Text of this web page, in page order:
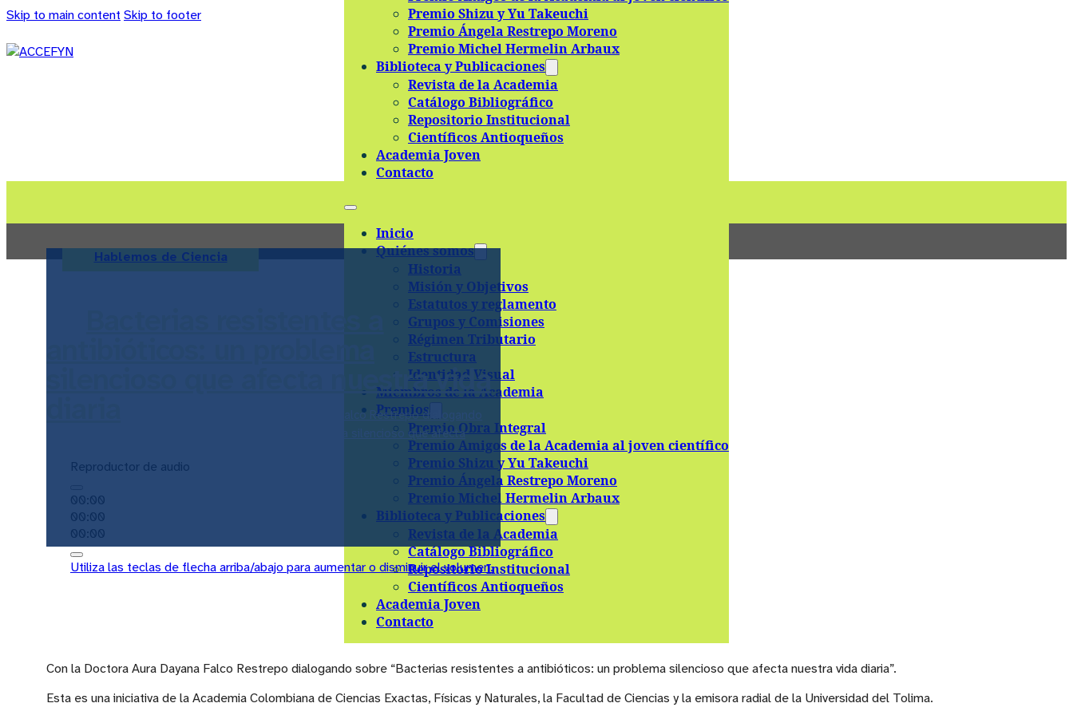
Skip to main content Skip to footer
Premio Shizu y Yu Takeuchi
Premio Ángela Restrepo Moreno
Premio Michel Hermelin Arbaux
Biblioteca y Publicaciones
Revista de la Academia
Catálogo Bibliográfico
Repositorio Institucional
Científicos Antioqueños
Academia Joven
Contacto
Inicio
Quiénes somos
Historia
Misión y Objetivos
Estatutos y reglamento
Grupos y Comisiones
Régimen Tributario
Estructura
Identidad Visual
Miembros de la Academia
Premios
Premio Obra Integral
Premio Amigos de la Academia al joven científico
Premio Shizu y Yu Takeuchi
Premio Ángela Restrepo Moreno
Premio Michel Hermelin Arbaux
Biblioteca y Publicaciones
Revista de la Academia
Catálogo Bibliográfico
Repositorio Institucional
Científicos Antioqueños
Academia Joven
Contacto
Hablemos de Ciencia
silencioso que afecta nuestra vida
Con la Doctora Aura Dayana Falco Restrepo dialogando
sobre “Bacterias resistentes a antibióticos: un problema silencioso que afecta
Reproductor de audio
00:00
00:00
00:00
Utiliza las teclas de flecha arriba/abajo para aumentar o disminuir el volumen.
Con la Doctora Aura Dayana Falco Restrepo dialogando sobre “Bacterias resistentes a antibióticos: un problema silencioso que afecta nuestra vida diaria”.
Esta es una iniciativa de la Academia Colombiana de Ciencias Exactas, Físicas y Naturales, la Facultad de Ciencias y la emisora radial de la Universidad del Tolima.